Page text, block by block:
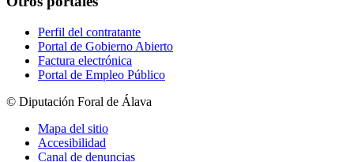
Perfil del contratante
Portal de Gobierno Abierto
Factura electrónica
Portal de Empleo Público
© Diputación Foral de Álava
Mapa del sitio
Accesibilidad
Canal de denuncias